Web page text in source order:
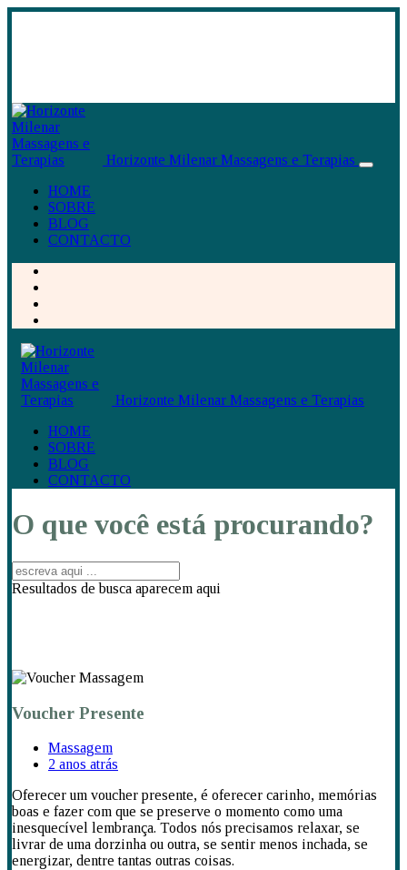
Horizonte Milenar Massagens e Terapias
HOME
SOBRE
BLOG
CONTACTO
Horizonte Milenar Massagens e Terapias
HOME
SOBRE
BLOG
CONTACTO
O que você está procurando?
Resultados de busca aparecem aqui
Voucher Presente
Massagem
2 anos atrás
Oferecer um voucher presente, é oferecer carinho, memórias
boas e fazer com que se preserve o momento como uma
inesquecível lembrança. Todos nós precisamos relaxar, se
livrar de uma dorzinha ou outra, se sentir menos inchada, se
energizar, dentre tantas outras coisas.